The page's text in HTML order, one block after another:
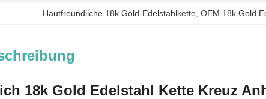
Hautfreundliche 18k Gold-Edelstahlkette OEM 18k Gold
18k Gold Edelstahl Kette Kreuz